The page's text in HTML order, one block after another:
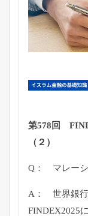
第578回
（２）
Q： マレーシ
A： 世界銀行
FINDEX2025